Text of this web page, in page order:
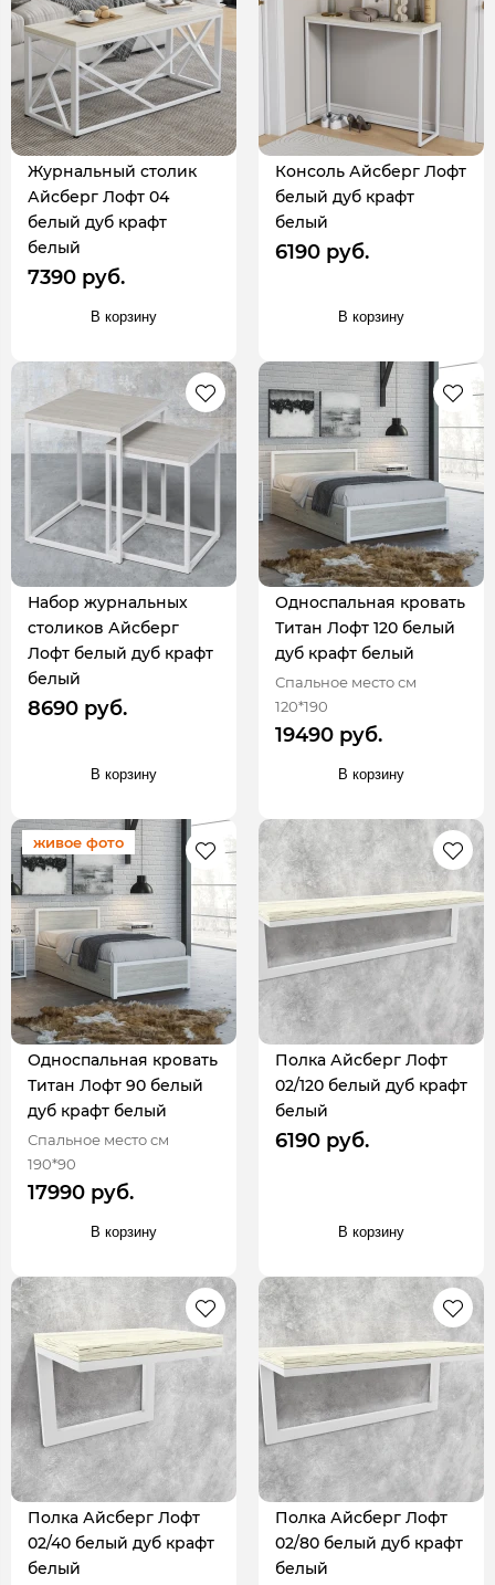
Журнальный столик
Айсберг Лофт 04
белый дуб крафт
белый
7390 руб.
В корзину
Консоль Айсберг Лофт
белый дуб крафт
белый
6190 руб.
В корзину
Набор журнальных
столиков Айсберг
Лофт белый дуб крафт
белый
8690 руб.
В корзину
Односпальная кровать
Титан Лофт 120 белый
дуб крафт белый
Спальное место см
120*190
19490 руб.
В корзину
живое фото
Односпальная кровать
Титан Лофт 90 белый
дуб крафт белый
Спальное место см
190*90
17990 руб.
В корзину
Полка Айсберг Лофт
02/120 белый дуб крафт
белый
6190 руб.
В корзину
Полка Айсберг Лофт
02/40 белый дуб крафт
белый
Полка Айсберг Лофт
02/80 белый дуб крафт
белый